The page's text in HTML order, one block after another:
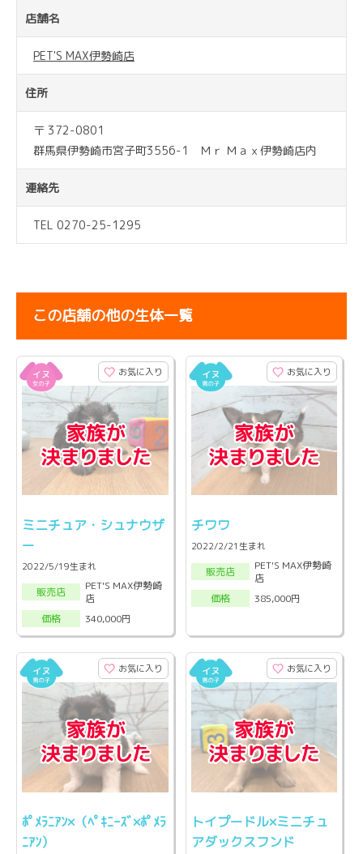
店舗名
PET'S MAX伊勢崎店
住所
〒 372-0801
群馬県伊勢崎市宮子町3556-1 Ｍｒ Ｍａｘ伊勢崎店内
連絡先
TEL 0270-25-1295
この店舗の他の生体一覧
お気に入り
ミニチュア・シュナウザ
ー
2022/5/19生まれ
販売店
PET'S MAX伊勢崎
店
価格
340,000円
お気に入り
チワワ
2022/2/21生まれ
販売店
PET'S MAX伊勢崎
店
価格
385,000円
お気に入り
ﾎﾟﾒﾗﾆｱﾝ×（ﾍﾟｷﾆｰｽﾞ×ﾎﾟﾒﾗ
ﾆｱﾝ）
お気に入り
トイプードル×ミニチュ
アダックスフンド